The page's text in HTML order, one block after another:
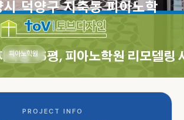
덕양구 지축동 피아노학
피아노학원
PROJECT INFO